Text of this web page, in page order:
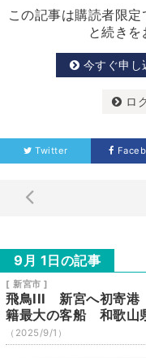
この記事は購読者限
と続きを
今すぐ申し
ロ
Twitter
9月 1日の記事
[ 新宮市 ]
飛鳥III 新宮へ初寄
籍最大の客船 和歌山
（2025/9/1）